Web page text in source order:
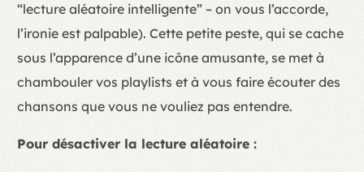
“lecture aléatoire intelligente” – on vous l’accorde,
l’ironie est palpable). Cette petite peste, qui se cache
sous l’apparence d’une icône amusante, se met à
chambouler vos playlists et à vous faire écouter des
chansons que vous ne vouliez pas entendre.
Pour désactiver la lecture aléatoire :